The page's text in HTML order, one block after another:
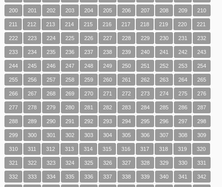
200 201 202 203 204 205 206 207 208 209 210
211 212 213 214 215 216 217 218 219 220 221
222 223 224 225 226 227 228 229 230 231 232
233 234 235 236 237 238 239 240 241 242 243
244 245 246 247 248 249 250 251 252 253 254
255 256 257 258 259 260 261 262 263 264 265
266 267 268 269 270 271 272 273 274 275 276
277 278 279 280 281 282 283 284 285 286 287
288 289 290 291 292 293 294 295 296 297 298
299 300 301 302 303 304 305 306 307 308 309
310 311 312 313 314 315 316 317 318 319 320
321 322 323 324 325 326 327 328 329 330 331
332 333 334 335 336 337 338 339 340 341 342